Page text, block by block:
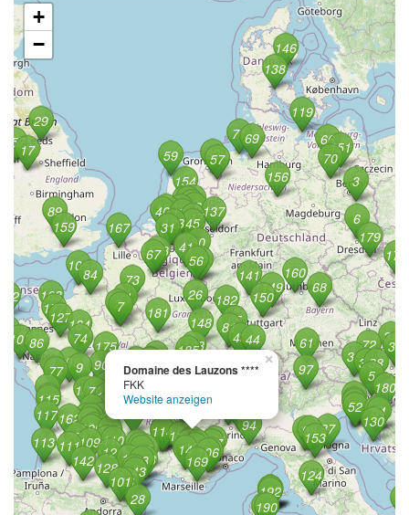
Domaine des Lauzons ****
FKK
Website anzeigen
×
+
−